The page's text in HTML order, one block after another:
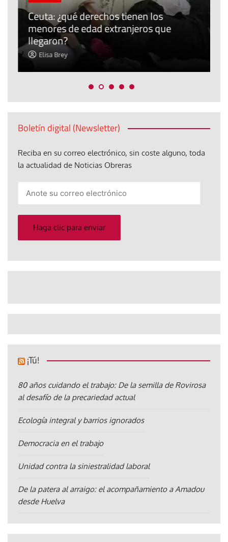
Ceuta: ¿qué derechos tienen los
menores de edad extranjeros que
llegaron?
Elisa Brey
Boletín digital (Newsletter)
Reciba en su correo electrónico, sin coste alguno, toda
la actualidad de Noticias Obreras
electrónico
Haga clic para enviar
¡Tú!
80 años cuidando el trabajo: De la semilla de Rovirosa
al desafío de la precariedad actual
Ecología integral y barrios ignorados
Democracia en el trabajo
Unidad contra la siniestralidad laboral
De la patera al arraigo: el acompañamiento a Amadou
desde Huelva